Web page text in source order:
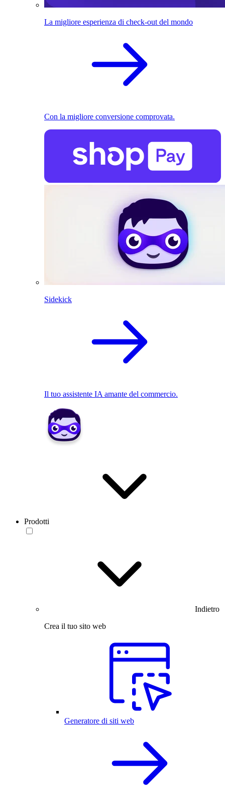
La migliore esperienza di check-out del mondo
Con la migliore conversione comprovata.
Sidekick
Il tuo assistente IA amante del commercio.
Prodotti
Indietro
Crea il tuo sito web
Generatore di siti web